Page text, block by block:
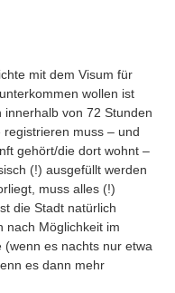
mit dem Visum für
wollen ist
von 72 Stunden
registrieren muss – und
gehört/die dort wohnt –
(!) ausgefüllt werden
muss alles (!)
die Stadt natürlich
nach Möglichkeit im
es nachts nur etwa
es dann mehr